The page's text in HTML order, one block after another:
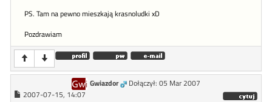
PS. Tam na pewno mieszkają krasnoludki xD
Pozdrawiam
Gwiazdor
Dołączył: 05 Mar 2007
2007-07-15, 14:07